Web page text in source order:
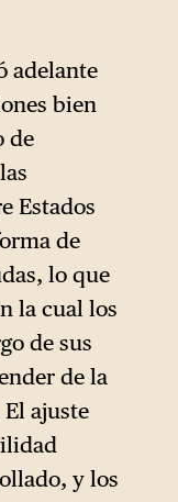
adelante
bien
de
Estados
de
lo que
la cual los
de sus
de la
ajuste
y los